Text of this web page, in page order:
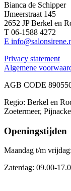
Bianca de Schipper
IJmeerstraat 145
2652 JP Berkel en
T 06-1588 4272
E
Privacy statement
Algemene
AGB CODE
Regio: Berkel en
Zoetermeer,
Openingstijden
Maandag t/m
Zaterdag: 09.00-